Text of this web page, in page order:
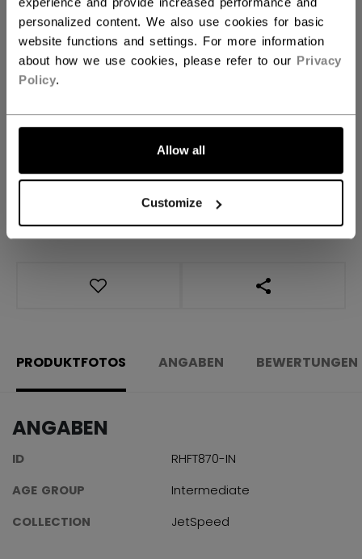
personalized content. We also use cookies for basic
website functions and settings. For more information
about how we use cookies, please refer to our Privacy
Policy.
Allow all
Customize
MENGE
FILIALVERFÜGBARKEIT
Versandbestimmungen
Kostenfreie Rücksendungen
LINKS ZUM
PRODUKTFOTOS ANGABEN BEWERTUNGEN
ANGABEN
ID
RHFT870-IN
AGE GROUP
Intermediate
COLLECTION
JetSpeed